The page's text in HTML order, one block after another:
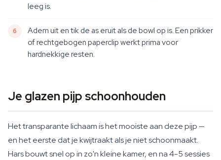
leeg is.
Adem uit en tik de as eruit als de bowl op is. Een prikker
of rechtgebogen paperclip werkt prima voor
hardnekkige resten.
Je glazen pijp schoonhouden
Het transparante lichaam is het mooiste aan deze pijp —
en het eerste dat je kwijtraakt als je niet schoonmaakt.
Hars bouwt snel op in zo'n kleine kamer, en na 4-5 sessies